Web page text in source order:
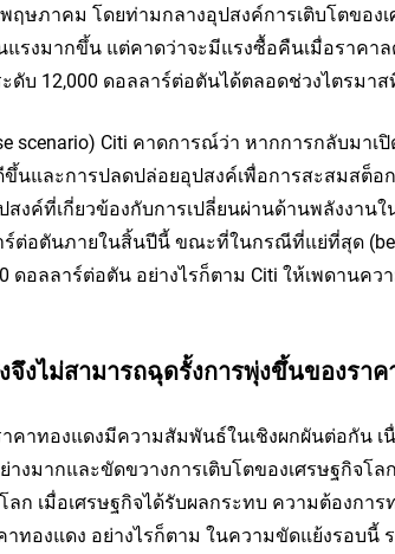
ฤษภาคม โดยท่ามกลางอุปสงค์การเติบโตขอ
แรงมากขึ้น แต่คาดว่าจะมีแรงซื้อคืนเมื่อราคา
ดับ 12,000 ดอลลาร์ต่อตันได้ตลอดช่วงไตรมาส
scenario) Citi คาดการณ์ว่า หากการกลับมา
นและการปลดปล่อยอุปสงค์เพื่อการสะสมสต็อ
งค์ที่เกี่ยวข้องกับการเปลี่ยนผ่านด้านพลังงานใ
ร์ต่อตันภายในสิ้นปีนี้ ขณะที่ในกรณีที่แย่ที่สุด
ดอลลาร์ต่อตัน อย่างไรก็ตาม Citi ให้เพดานคว
งไม่สามารถฉุดรั้งการพุ่งขึ้นของราค
คาทองแดงมีความสัมพันธ์ในเชิงผกผันต่อกัน
งมากและขัดขวางการเติบโตของเศรษฐกิจโ
ก เมื่อเศรษฐกิจได้รับผลกระทบ ความต้องกา
ทองแดง อย่างไรก็ตาม ในความขัดแย้งรอบนี้